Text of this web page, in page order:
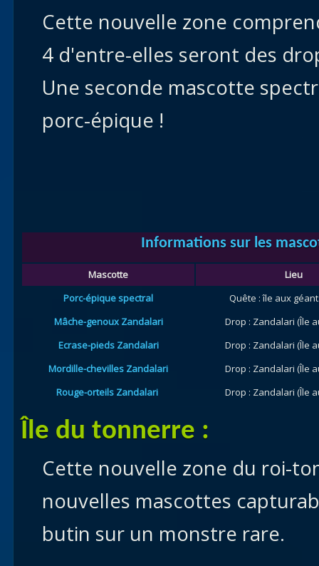
Cette nouvelle zone
4 d'entre-elles seront des
Une seconde mascotte
porc-épique !
Informations sur les
Mascotte
Lieu
Porc-épique spectral
Quête : île aux
Mâche-genoux Zandalari
Drop : Zandalari (Île
Ecrase-pieds Zandalari
Drop : Zandalari (Île
Mordille-chevilles Zandalari
Drop : Zandalari (Île
Rouge-orteils Zandalari
Drop : Zandalari (Île
Île du tonnerre :
Cette nouvelle zone du roi-
nouvelles mascottes
butin sur un monstre rare.